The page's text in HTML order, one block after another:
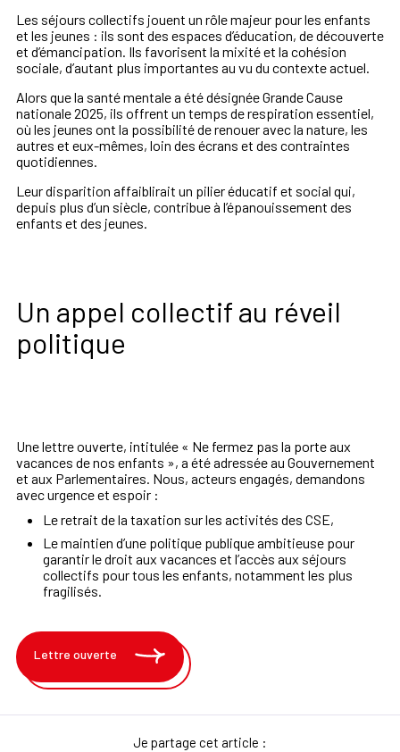
Les séjours collectifs jouent un rôle majeur pour les enfants
et les jeunes : ils sont des espaces d’éducation, de découverte
et d’émancipation. Ils favorisent la mixité et la cohésion
sociale, d’autant plus importantes au vu du contexte actuel.
Alors que la santé mentale a été désignée Grande Cause
nationale 2025, ils offrent un temps de respiration essentiel,
où les jeunes ont la possibilité de renouer avec la nature, les
autres et eux-mêmes, loin des écrans et des contraintes
quotidiennes.
Leur disparition affaiblirait un pilier éducatif et social qui,
depuis plus d’un siècle, contribue à l’épanouissement des
enfants et des jeunes.
Un appel collectif au réveil
politique
Une lettre ouverte, intitulée « Ne fermez pas la porte aux
vacances de nos enfants », a été adressée au Gouvernement
et aux Parlementaires. Nous, acteurs engagés, demandons
avec urgence et espoir :
Le retrait de la taxation sur les activités des CSE,
Le maintien d’une politique publique ambitieuse pour
garantir le droit aux vacances et l’accès aux séjours
collectifs pour tous les enfants, notamment les plus
fragilisés.
Lettre ouverte
Je partage cet article :